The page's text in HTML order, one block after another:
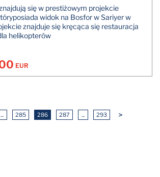
się w prestiżowym projekcie
widok na Bosfor w Sariyer w
znajduje się kręcąca się restauracja
helikopterów
EUR
... 285 286 287 ... 293 >